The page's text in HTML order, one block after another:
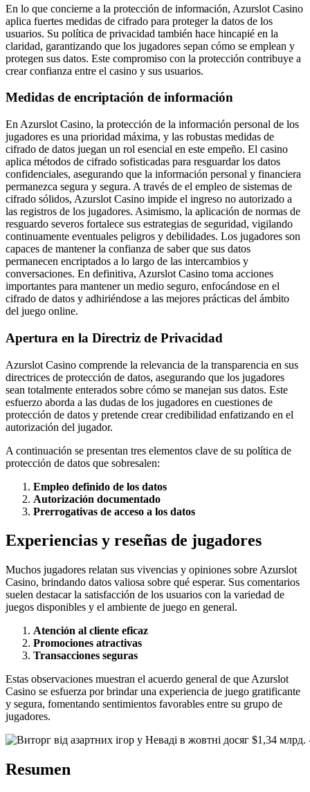
En lo que concierne a la protección de información, Azurslot Casino
aplica fuertes medidas de cifrado para proteger la datos de los
usuarios. Su política de privacidad también hace hincapié en la
claridad, garantizando que los jugadores sepan cómo se emplean y
protegen sus datos. Este compromiso con la protección contribuye a
crear confianza entre el casino y sus usuarios.
Medidas de encriptación de información
En Azurslot Casino, la protección de la información personal de los
jugadores es una prioridad máxima, y las robustas medidas de
cifrado de datos juegan un rol esencial en este empeño. El casino
aplica métodos de cifrado sofisticadas para resguardar los datos
confidenciales, asegurando que la información personal y financiera
permanezca segura y segura. A través de el empleo de sistemas de
cifrado sólidos, Azurslot Casino impide el ingreso no autorizado a
las registros de los jugadores. Asimismo, la aplicación de normas de
resguardo severos fortalece sus estrategias de seguridad, vigilando
continuamente eventuales peligros y debilidades. Los jugadores son
capaces de mantener la confianza de saber que sus datos
permanecen encriptados a lo largo de las intercambios y
conversaciones. En definitiva, Azurslot Casino toma acciones
importantes para mantener un medio seguro, enfocándose en el
cifrado de datos y adhiriéndose a las mejores prácticas del ámbito
del juego online.
Apertura en la Directriz de Privacidad
Azurslot Casino comprende la relevancia de la transparencia en sus
directrices de protección de datos, asegurando que los jugadores
sean totalmente enterados sobre cómo se manejan sus datos. Este
esfuerzo aborda a las dudas de los jugadores en cuestiones de
protección de datos y pretende crear credibilidad enfatizando en el
autorización del jugador.
A continuación se presentan tres elementos clave de su política de
protección de datos que sobresalen:
Empleo definido de los datos
Autorización documentado
Prerrogativas de acceso a los datos
Experiencias y reseñas de jugadores
Muchos jugadores relatan sus vivencias y opiniones sobre Azurslot
Casino, brindando datos valiosa sobre qué esperar. Sus comentarios
suelen destacar la satisfacción de los usuarios con la variedad de
juegos disponibles y el ambiente de juego en general.
Atención al cliente eficaz
Promociones atractivas
Transacciones seguras
Estas observaciones muestran el acuerdo general de que Azurslot
Casino se esfuerza por brindar una experiencia de juego gratificante
y segura, fomentando sentimientos favorables entre su grupo de
jugadores.
Resumen